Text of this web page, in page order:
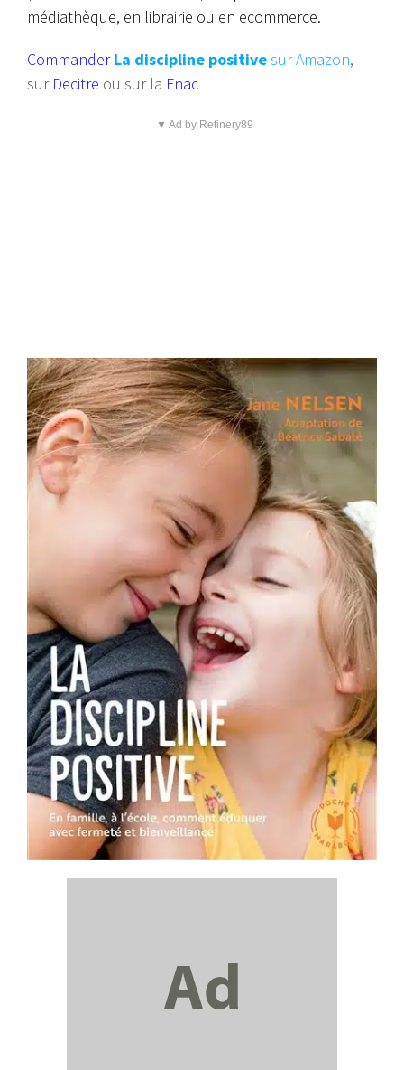
médiathèque, en librairie ou en ecommerce.
Commander La discipline positivesur Amazon,
sur Decitre ou sur la Fnac
▼ Ad by Refinery89